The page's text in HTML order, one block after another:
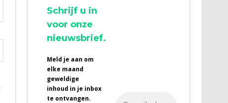
Schrijf u in
voor onze
nieuwsbrief.
Meld je aan om
elke maand
geweldige
inhoud in je inbox
te ontvangen.